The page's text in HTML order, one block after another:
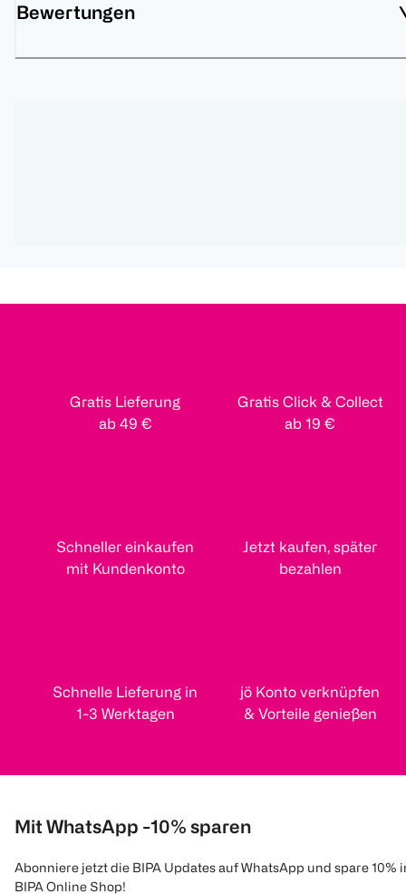
Bewertungen
Gratis Lieferung
ab 49 €
Gratis Click & Collect
ab 19 €
Schneller einkaufen
mit Kundenkonto
Jetzt kaufen, später
bezahlen
Schnelle Lieferung in
1-3 Werktagen
jö Konto verknüpfen
& Vorteile genießen
Mit WhatsApp -10% sparen
Abonniere jetzt die BIPA Updates auf WhatsApp und spare 10%
BIPA Online Shop!